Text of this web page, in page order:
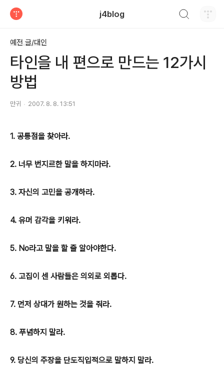
j4blog
예전 글/대인
타인을 내 편으로 만드는 12가시
방법
만귀 2007. 8. 8. 13:51
1. 공통점을 찾아라.
2. 너무 번지르한 말을 하지마라.
3. 자신의 고민을 공개하라.
4. 유머 감각을 키워라.
5. No라고 말을 할 줄 알아야한다.
6. 고집이 센 사람들은 의외로 외롭다.
7. 먼저 상대가 원하는 것을 줘라.
8. 푸념하지 말라.
9. 당신의 주장을 단도직입적으로 말하지 말라.